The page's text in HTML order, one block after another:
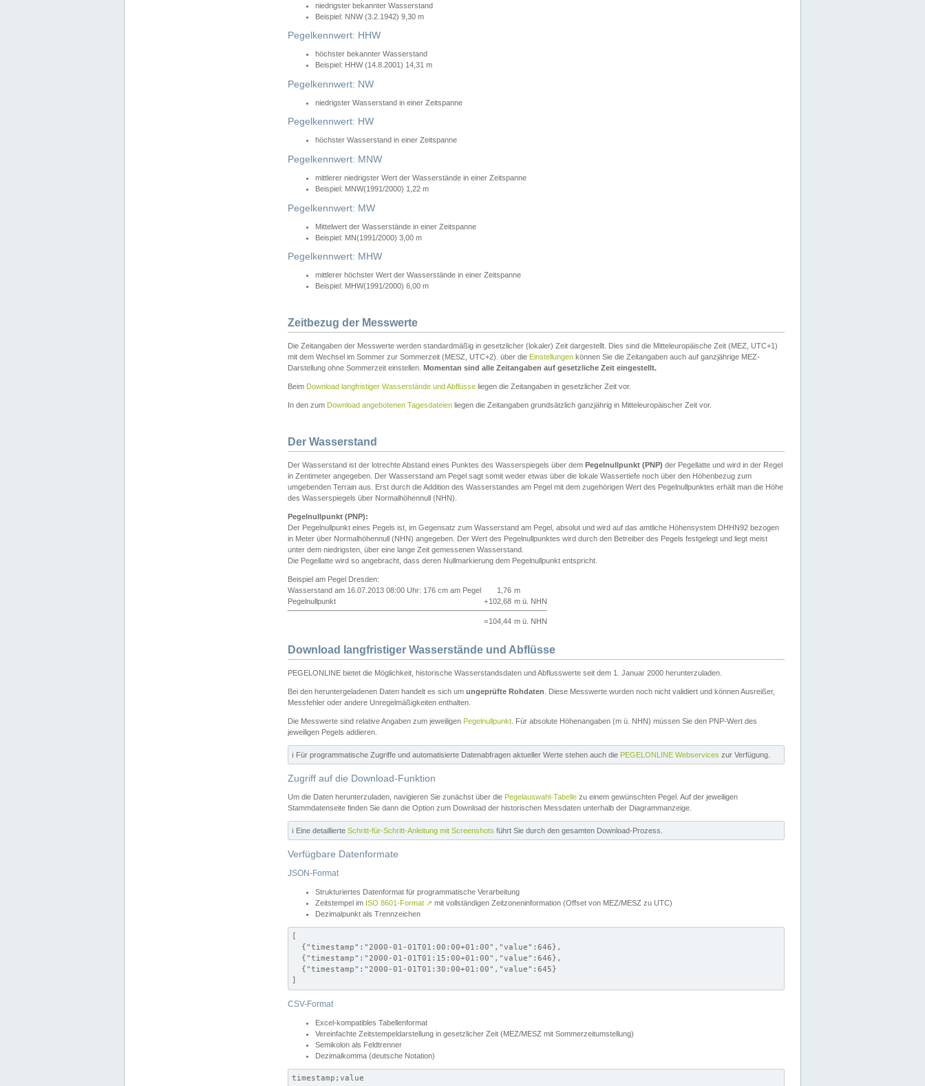
niedrigster bekannter Wasserstand
Beispiel: NNW (3.2.1942) 9,30 m
Pegelkennwert: HHW
höchster bekannter Wasserstand
Beispiel: HHW (14.8.2001) 14,31 m
Pegelkennwert: NW
niedrigster Wasserstand in einer Zeitspanne
Pegelkennwert: HW
höchster Wasserstand in einer Zeitspanne
Pegelkennwert: MNW
mittlerer niedrigster Wert der Wasserstände in einer Zeitspanne
Beispiel: MNW(1991/2000) 1,22 m
Pegelkennwert: MW
Mittelwert der Wasserstände in einer Zeitspanne
Beispiel: MN(1991/2000) 3,00 m
Pegelkennwert: MHW
mittlerer höchster Wert der Wasserstände in einer Zeitspanne
Beispiel: MHW(1991/2000) 6,00 m
Zeitbezug der Messwerte
Die Zeitangaben der Messwerte werden standardmäßig in gesetzlicher (lokaler) Zeit dargestellt. Dies sind die Mitteleuropäische Zeit (MEZ, UTC+1)
mit dem Wechsel im Sommer zur Sommerzeit (MESZ, UTC+2). über die Einstellungen können Sie die Zeitangaben auch auf ganzjährige MEZ-
Darstellung ohne Sommerzeit einstellen. Momentan sind alle Zeitangaben auf gesetzliche Zeit eingestellt.
Beim Download langfristiger Wasserstände und Abflüsse liegen die Zeitangaben in gesetzlicher Zeit vor.
In den zum Download angebotenen Tagesdateien liegen die Zeitangaben grundsätzlich ganzjährig in Mitteleuropäischer Zeit vor.
Der Wasserstand
Der Wasserstand ist der lotrechte Abstand eines Punktes des Wasserspiegels über dem Pegelnullpunkt (PNP) der Pegellatte und wird in der Regel
in Zentimeter angegeben. Der Wasserstand am Pegel sagt somit weder etwas über die lokale Wassertiefe noch über den Höhenbezug zum
umgebenden Terrain aus. Erst durch die Addition des Wasserstandes am Pegel mit dem zugehörigen Wert des Pegelnullpunktes erhält man die Höhe
des Wasserspiegels über Normalhöhennull (NHN).
Pegelnullpunkt (PNP):
Der Pegelnullpunkt eines Pegels ist, im Gegensatz zum Wasserstand am Pegel, absolut und wird auf das amtliche Höhensystem DHHN92 bezogen
in Meter über Normalhöhennull (NHN) angegeben. Der Wert des Pegelnullpunktes wird durch den Betreiber des Pegels festgelegt und liegt meist
unter dem niedrigsten, über eine lange Zeit gemessenen Wasserstand.
Die Pegellatte wird so angebracht, dass deren Nullmarkierung dem Pegelnullpunkt entspricht.
Beispiel am Pegel Dresden:
Wasserstand am 16.07.2013 08:00 Uhr: 176 cm am Pegel
1,76 m
Pegelnullpunkt
+102,68 m ü. NHN
=104,44 m ü. NHN
Download langfristiger Wasserstände und Abflüsse
PEGELONLINE bietet die Möglichkeit, historische Wasserstandsdaten und Abflusswerte seit dem 1. Januar 2000 herunterzuladen.
Bei den heruntergeladenen Daten handelt es sich um ungeprüfte Rohdaten . Diese Messwerte wurden noch nicht validiert und können Ausreißer,
Messfehler oder andere Unregelmäßigkeiten enthalten.
Die Messwerte sind relative Angaben zum jeweiligen Pegelnullpunkt . Für absolute Höhenangaben (m ü. NHN) müssen Sie den PNP-Wert des
jeweiligen Pegels addieren.
ℹ️ Für programmatische Zugriffe und automatisierte Datenabfragen aktueller Werte stehen auch die PEGELONLINE Webservices zur Verfügung.
Zugriff auf die Download-Funktion
Um die Daten herunterzuladen, navigieren Sie zunächst über die Pegelauswahl-Tabelle zu einem gewünschten Pegel. Auf der jeweiligen
Stammdatenseite finden Sie dann die Option zum Download der historischen Messdaten unterhalb der Diagrammanzeige.
ℹ️ Eine detaillierte Schritt-für-Schritt-Anleitung mit Screenshots führt Sie durch den gesamten Download-Prozess.
Verfügbare Datenformate
JSON-Format
Strukturiertes Datenformat für programmatische Verarbeitung
Zeitstempel im ISO 8601-Format ↗ mit vollständigen Zeitzoneninformation (Offset von MEZ/MESZ zu UTC)
Dezimalpunkt als Trennzeichen
[
  {"timestamp":"2000-01-01T01:00:00+01:00","value":646},
  {"timestamp":"2000-01-01T01:15:00+01:00","value":646},
  {"timestamp":"2000-01-01T01:30:00+01:00","value":645}
]
CSV-Format
Excel-kompatibles Tabellenformat
Vereinfachte Zeitstempeldarstellung in gesetzlicher Zeit (MEZ/MESZ mit Sommerzeitumstellung)
Semikolon als Feldtrenner
Dezimalkomma (deutsche Notation)
timestamp;value